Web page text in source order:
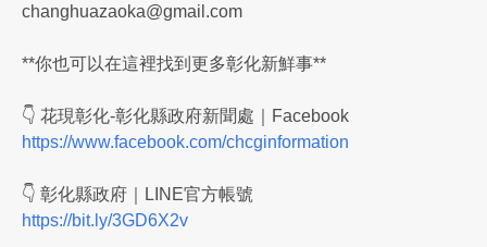
changhuazaoka@gmail.com
**你也可以在這裡找到更多彰化新鮮事**
👇 花現彰化-彰化縣政府新聞處｜Facebook
https://www.facebook.com/chcginformation
👇 彰化縣政府｜LINE官方帳號
https://bit.ly/3GD6X2v